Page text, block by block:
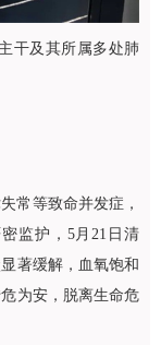
干及其所属多处肺
常等致命并发症，
监护，5月21日清
著缓解，血氧饱和
为安，脱离生命危